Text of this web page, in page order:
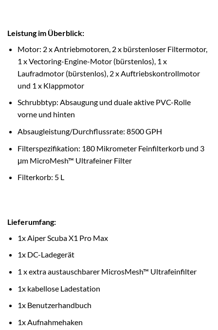
Leistung im Überblick:
Motor: 2 x Antriebmotoren, 2 x bürstenloser Filtermotor,
1 x Vectoring-Engine-Motor (bürstenlos), 1 x
Laufradmotor (bürstenlos), 2 x Auftriebskontrollmotor
und 1 x Klappmotor
Schrubbtyp: Absaugung und duale aktive PVC-Rolle
vorne und hinten
Absaugleistung/Durchflussrate: 8500 GPH
Filterspezifikation: 180 Mikrometer Feinfilterkorb und 3
μm MicroMesh™ Ultrafeiner Filter
Filterkorb: 5 L
Lieferumfang:
1x Aiper Scuba X1 Pro Max
1x DC-Ladegerät
1 x extra austauschbarer MicrosMesh™ Ultrafeinfilter
1x kabellose Ladestation
1x Benutzerhandbuch
1x Aufnahmehaken